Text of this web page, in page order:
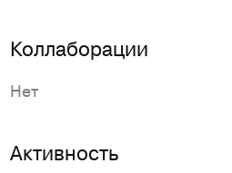
Коллаборации
Нет
Активность